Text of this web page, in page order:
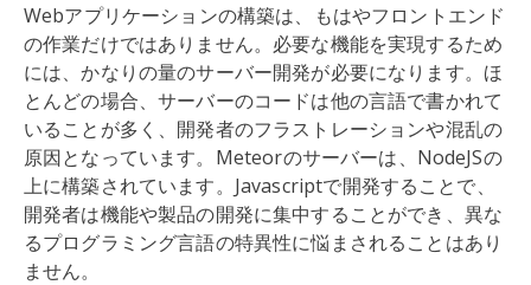
Webアプリケーションの構築は、もはやフロントエンド
の作業だけではありません。必要な機能を実現するため
には、かなりの量のサーバー開発が必要になります。ほ
とんどの場合、サーバーのコードは他の言語で書かれて
いることが多く、開発者のフラストレーションや混乱の
原因となっています。Meteorのサーバーは、NodeJSの
上に構築されています。Javascriptで開発することで、
開発者は機能や製品の開発に集中することができ、異な
るプログラミング言語の特異性に悩まされることはあり
ません。